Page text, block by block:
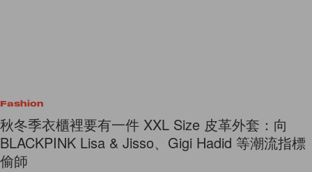
Fashion
秋冬季衣櫃裡要有一件 XXL Size 皮革外套：向
BLACKPINK Lisa & Jisso、Gigi Hadid 等潮流指標
偷師